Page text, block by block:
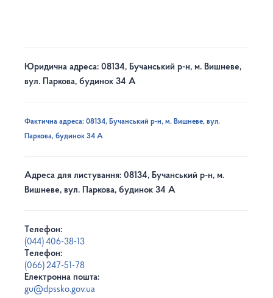
Юридична адреса: 08134, Бучанський р-н, м. Вишневе,
вул. Паркова, будинок 34 А
Фактична адреса: 08134, Бучанський р-н, м. Вишневе, вул.
Паркова, будинок 34 А
Адреса для листування: 08134, Бучанський р-н, м.
Вишневе, вул. Паркова, будинок 34 А
Телефон:
(044) 406-38-13
Телефон:
(066) 247-51-78
Електронна пошта:
gu@dpssko.gov.ua